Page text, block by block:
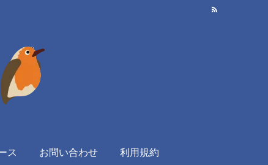
ス お問い合わせ 利用規約